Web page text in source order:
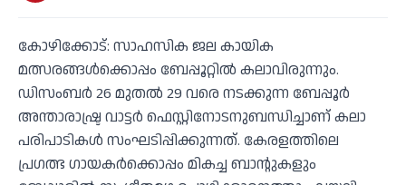
കോഴിക്കോട്: സാഹസിക ജല കായിക
മത്സരങ്ങൾക്കൊപ്പം ബേപ്പൂറ്റിൽ കലാവിരുന്നും.
ഡിസംബർ 26 മുതൽ 29 വരെ നടക്കുന്ന ബേപ്പൂർ
അന്താരാഷ്ട്ര വാട്ടര്‍ ഫെസ്റ്റിനോടനുബന്ധിച്ചാണ് കലാ
പരിപാടികൾ സംഘടിപ്പിക്കുന്നത്. കേരളത്തിലെ
പ്രഗത്ഭ ഗായകർക്കൊപ്പം മികച്ച ബാന്റുകളും